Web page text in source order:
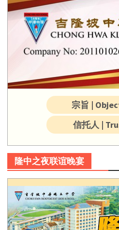
宗旨 |
信托人 |
隆中之夜联谊晚宴